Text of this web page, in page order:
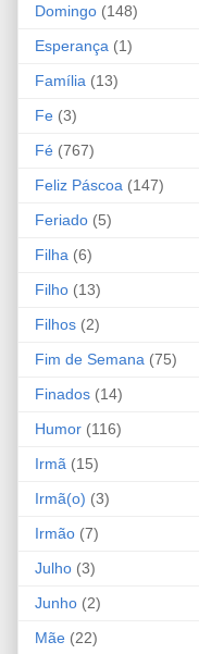
Domingo (148)
Esperança (1)
Família (13)
Fe (3)
Fé (767)
Feliz Páscoa (147)
Feriado (5)
Filha (6)
Filho (13)
Filhos (2)
Fim de Semana (75)
Finados (14)
Humor (116)
Irmã (15)
Irmã(o) (3)
Irmão (7)
Julho (3)
Junho (2)
Mãe (22)